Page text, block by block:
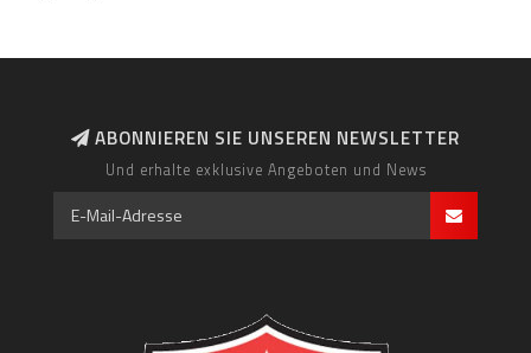
ABONNIEREN SIE UNSEREN NEWSLETTER
Und erhalte exklusive Angeboten und News